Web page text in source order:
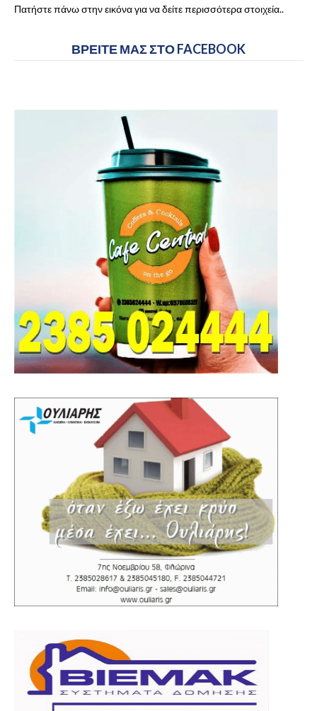
Πατήστε πάνω στην εικόνα για να δείτε περισσότερα στοιχεία..
ΒΡΕΙΤΕ ΜΑΣ ΣΤΟ FACEBOOK